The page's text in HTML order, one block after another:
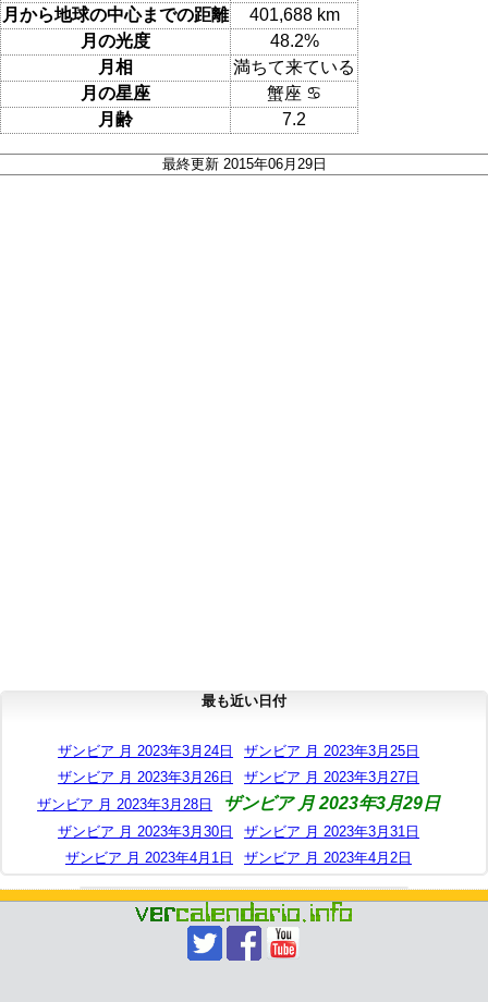
月から地球の中心までの距離
401,688 km
月の光度
48.2%
月相
満ちて来ている
月の星座
蟹座 ♋
月齢
7.2
最終更新 2015年06月29日
最も近い日付
ザンビア 月 2023年3月24日
ザンビア 月 2023年3月25日
ザンビア 月 2023年3月26日
ザンビア 月 2023年3月27日
ザンビア 月 2023年3月28日
ザンビア 月 2023年3月29日
ザンビア 月 2023年3月30日
ザンビア 月 2023年3月31日
ザンビア 月 2023年4月1日
ザンビア 月 2023年4月2日